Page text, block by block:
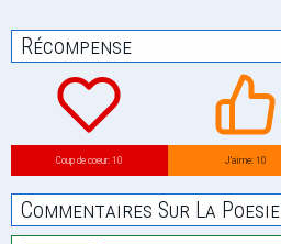
Récompense
Coup de coeur: 10 J’aime: 10
Commentaires Sur La Poesie